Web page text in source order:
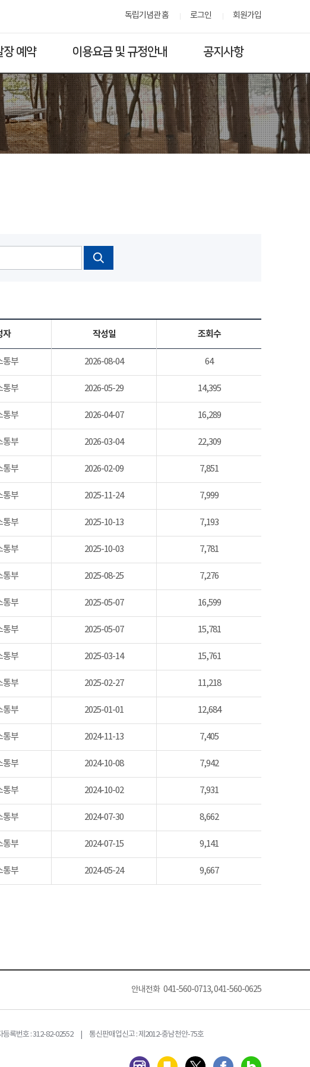
독립기념관 홈 로그인 회원가입
장 예약 이용요금 및 규정안내 공지사항
자 작성일 조회수
통부 2026-08-04 64
통부 2026-05-29 14,395
통부 2026-04-07 16,289
통부 2026-03-04 22,309
통부 2026-02-09 7,851
통부 2025-11-24 7,999
통부 2025-10-13 7,193
통부 2025-10-03 7,781
통부 2025-08-25 7,276
통부 2025-05-07 16,599
통부 2025-05-07 15,781
통부 2025-03-14 15,761
통부 2025-02-27 11,218
통부 2025-01-01 12,684
통부 2024-11-13 7,405
통부 2024-10-08 7,942
통부 2024-10-02 7,931
통부 2024-07-30 8,662
통부 2024-07-15 9,141
통부 2024-05-24 9,667
안내전화 041-560-0713, 041-560-0625
번호 : 312-82-02552 | 통신판매업신고 : 제2012-충남천안-75호